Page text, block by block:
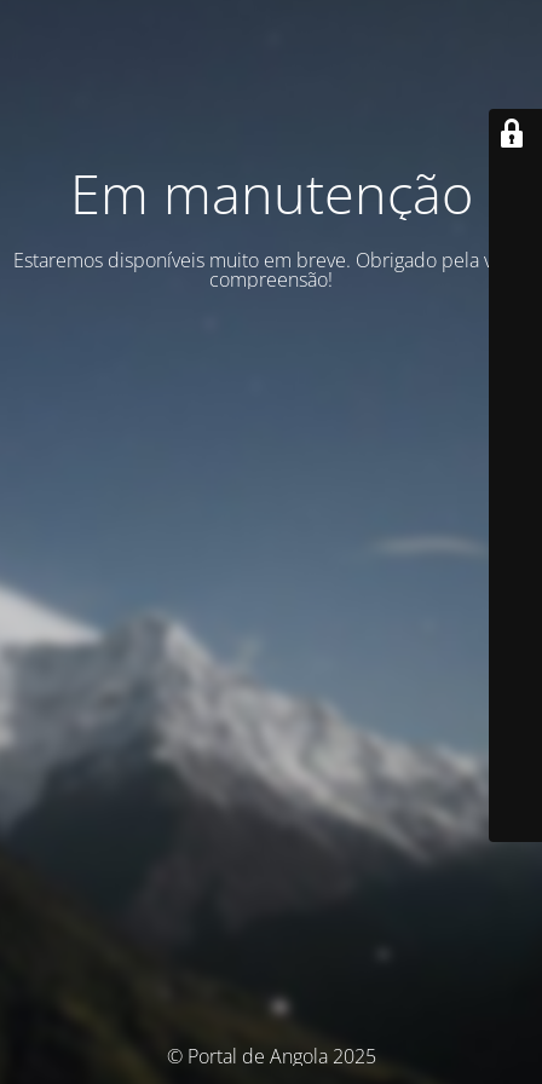
Em manutenção
Estaremos disponíveis muito em breve. Obrigado pela vossa
compreensão!
© Portal de Angola 2025